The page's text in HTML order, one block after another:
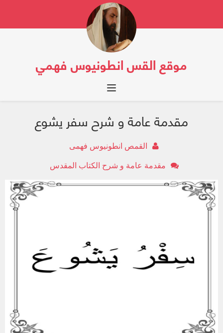
موقع القس انطونيوس فهمي
Toggle navigation
مقدمة عامة و شرح سفر يشوع
القمص انطونيوس فهمى
مقدمة عامة و شرح الكتاب المقدس